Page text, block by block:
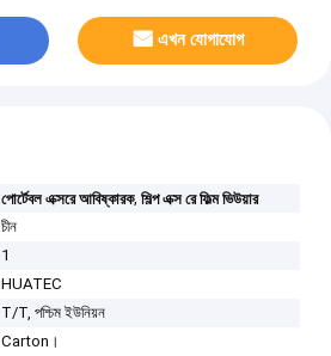
এখন যোগাযোগ
পোর্টেবল এক্সরে আবিষ্কারক,শিল্প এক্স রে ফিল্ম ভিউয়ার
চীন
1
HUATEC
T/T, পশ্চিম ইউনিয়ন
Carton।